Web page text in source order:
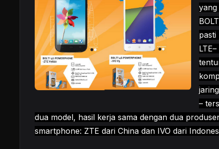
pasti
–
dua model, hasil kerja sama dengan dua
smartphone: ZTE dari China dan IVO dari